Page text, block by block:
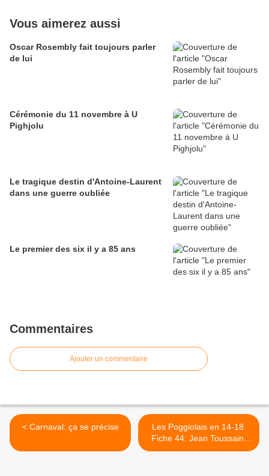
Vous aimerez aussi
Oscar Rosembly fait toujours parler
de lui
Cérémonie du 11 novembre à U
Pighjolu
Le tragique destin d'Antoine-Laurent
dans une guerre oubliée
Le premier des six il y a 85 ans
Commentaires
Ajouter un commentaire
< Carnaval: ça se précise
Les Poggiolais en 14-18.
Fiche 44: Jean Toussaint
DESANTI, dont le corps ne